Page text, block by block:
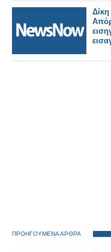
ΠΡΟΗΓΟΥΜΕΝΑ ΑΡΘΡΑ